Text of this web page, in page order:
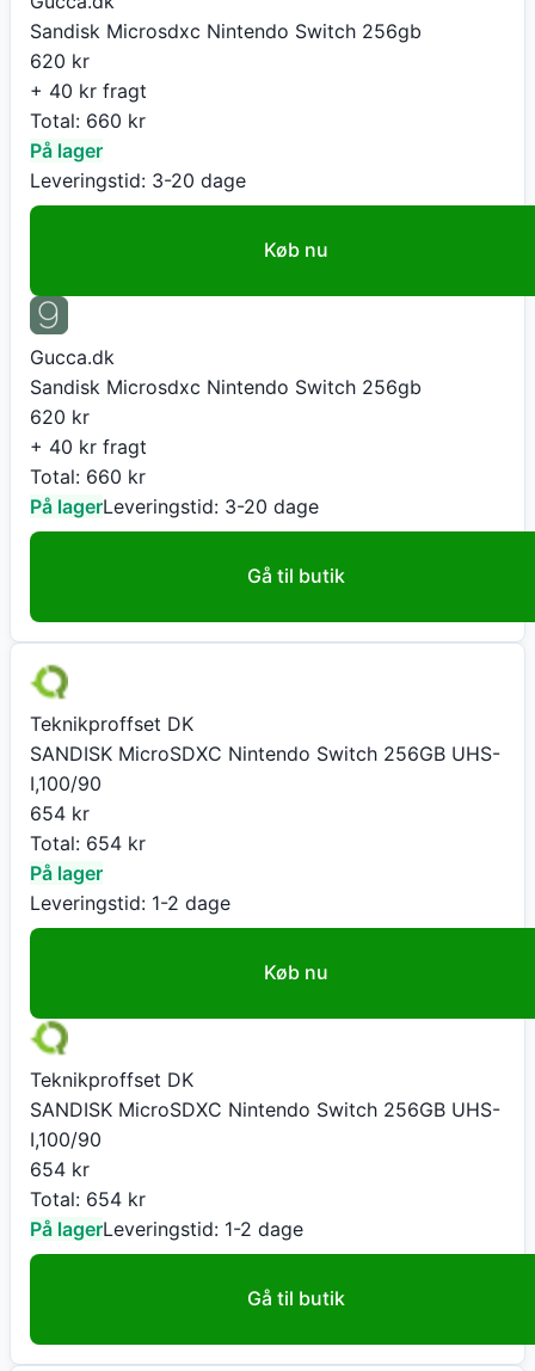
Sandisk Microsdxc Nintendo Switch 256gb
620 kr
+ 40 kr fragt
Total: 660 kr
På lager
Leveringstid: 3-20 dage
Køb nu
Gucca.dk
Sandisk Microsdxc Nintendo Switch 256gb
620 kr
+ 40 kr fragt
Total: 660 kr
På lagerLeveringstid: 3-20 dage
Gå til butik
Teknikproffset DK
SANDISK MicroSDXC Nintendo Switch 256GB UHS-
I,100/90
654 kr
Total: 654 kr
På lager
Leveringstid: 1-2 dage
Køb nu
Teknikproffset DK
SANDISK MicroSDXC Nintendo Switch 256GB UHS-
I,100/90
654 kr
Total: 654 kr
På lagerLeveringstid: 1-2 dage
Gå til butik